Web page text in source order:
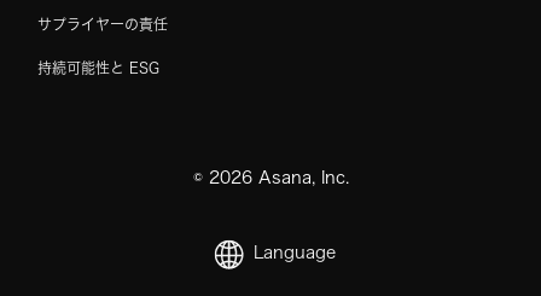
サプライヤーの責任
持続可能性と ESG
© 2026Asana, Inc.
Language